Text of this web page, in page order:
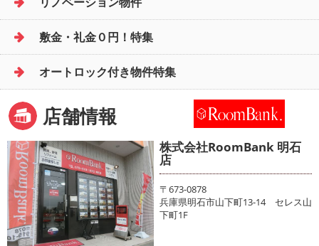
敷金・礼金０円！特集
オートロック付き物件特集
店舗情報
株式会社RoomBank 明石
店
〒673-0878
兵庫県明石市山下町13-14 セレス山
下町1F